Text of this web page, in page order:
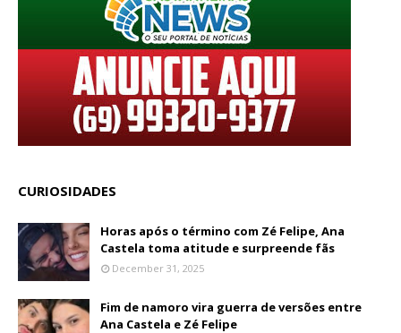
CURIOSIDADES
Horas após o término com Zé Felipe, Ana
Castela toma atitude e surpreende fãs
December 31, 2025
Fim de namoro vira guerra de versões entre
Ana Castela e Zé Felipe